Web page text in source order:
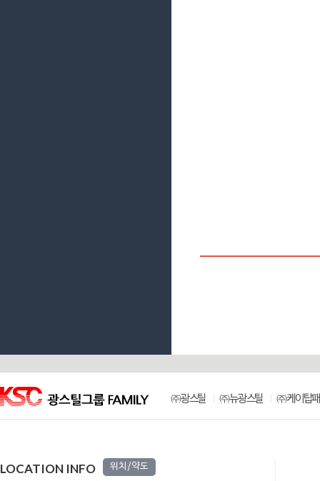
㈜광스틸 ㈜뉴광스틸 ㈜케이탑
LOCATION INFO 위치/약도